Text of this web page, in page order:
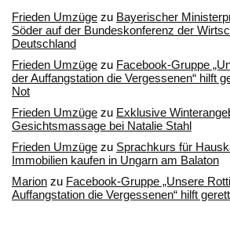
Frieden Umzüge zu Bayerischer
Söder auf der Bundeskonferenz der
Deutschland
Frieden Umzüge zu Facebook-Gruppe
der Auffangstation die Vergessenen“ hilft
Not
Frieden Umzüge zu Exklusive
Gesichtsmassage bei Natalie Stahl
Frieden Umzüge zu Sprachkurs für
Immobilien kaufen in Ungarn am Balaton
Marion zu Facebook-Gruppe „Unsere
Auffangstation die Vergessenen“ hilft